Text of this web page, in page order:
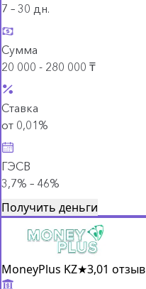
7 – 30 дн.
Сумма
20 000 - 280 000 ₸
Ставка
от 0,01%
ГЭСВ
3,7% – 46%
Получить деньги
MoneyPlus KZ★3,01 отзыв